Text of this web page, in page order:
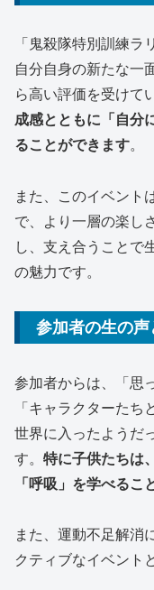
「鬼殺隊特別訓練ラ
自分自身の新たな一
ら高い評価を受けて
成感とともに「自分
ることができます。
また、このイベント
で、より一層の楽し
し、支え合うことで
の魅力です。
参加者の生の声
参加者からは、「思
「キャラクターた
世界に入ったようだ
す。 特に子供たちは
「呼吸」を学べるこ
また、運動不足解消
クティブなイベント